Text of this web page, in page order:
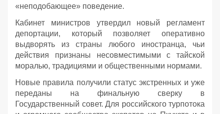
«неподобающее» поведение.
Кабинет министров утвердил новый регламент
депортации, который позволяет оперативно
выдворять из страны любого иностранца, чьи
действия признаны несовместимыми с тайской
моралью, традициями и общественными нормами.
Новые правила получили статус экстренных и уже
переданы на финальную сверку в
Государственный совет. Для российского турпотока